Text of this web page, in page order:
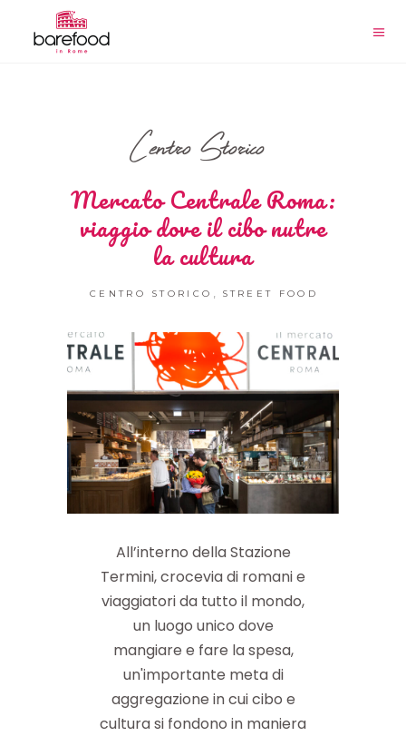
Centro Storico
Mercato Centrale Roma:
viaggio dove il cibo nutre
la cultura
CENTRO STORICO STREET FOOD
All’interno della Stazione
Termini, crocevia di romani e
viaggiatori da tutto il mondo,
un luogo unico dove
mangiare e fare la spesa,
un'importante meta di
aggregazione in cui cibo e
cultura si fondono in maniera